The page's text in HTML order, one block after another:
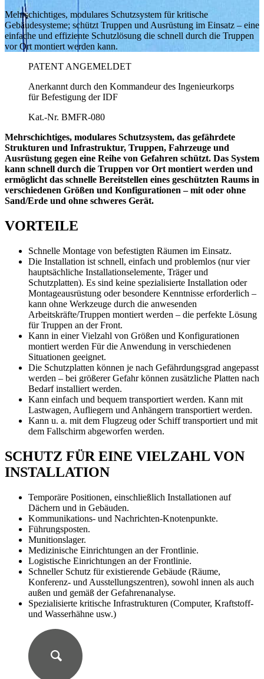
Mehrschichtiges, modulares Schutzsystem für kritische
Gebäudesysteme; schützt Truppen und Ausrüstung im Einsatz – eine
einfache und effiziente Schutzlösung die schnell durch die Truppen
vor Ort montiert werden kann.
PATENT ANGEMELDET
Anerkannt durch den Kommandeur des Ingenieurkorps
für Befestigung der IDF
Kat.-Nr. BMFR-080
Mehrschichtiges, modulares Schutzsystem, das gefährdete
Strukturen und Infrastruktur, Truppen, Fahrzeuge und
Ausrüstung gegen eine Reihe von Gefahren schützt. Das System
kann schnell durch die Truppen vor Ort montiert werden und
ermöglicht das schnelle Bereitstellen eines geschützten Raums in
verschiedenen Größen und Konfigurationen – mit oder ohne
Sand/Erde und ohne schweres Gerät.
VORTEILE
Schnelle Montage von befestigten Räumen im Einsatz.
Die Installation ist schnell, einfach und problemlos (nur vier
hauptsächliche Installationselemente, Träger und
Schutzplatten). Es sind keine spezialisierte Installation oder
Montageausrüstung oder besondere Kenntnisse erforderlich –
kann ohne Werkzeuge durch die anwesenden
Arbeitskräfte/Truppen montiert werden – die perfekte Lösung
für Truppen an der Front.
Kann in einer Vielzahl von Größen und Konfigurationen
montiert werden Für die Anwendung in verschiedenen
Situationen geeignet.
Die Schutzplatten können je nach Gefährdungsgrad angepasst
werden – bei größerer Gefahr können zusätzliche Platten nach
Bedarf installiert werden.
Kann einfach und bequem transportiert werden. Kann mit
Lastwagen, Aufliegern und Anhängern transportiert werden.
Kann u. a. mit dem Flugzeug oder Schiff transportiert und mit
dem Fallschirm abgeworfen werden.
SCHUTZ FÜR EINE VIELZAHL VON
INSTALLATION
Temporäre Positionen, einschließlich Installationen auf
Dächern und in Gebäuden.
Kommunikations- und Nachrichten-Knotenpunkte.
Führungsposten.
Munitionslager.
Medizinische Einrichtungen an der Frontlinie.
Logistische Einrichtungen an der Frontlinie.
Schneller Schutz für existierende Gebäude (Räume,
Konferenz- und Ausstellungszentren), sowohl innen als auch
außen und gemäß der Gefahrenanalyse.
Spezialisierte kritische Infrastrukturen (Computer, Kraftstoff-
und Wasserhähne usw.)